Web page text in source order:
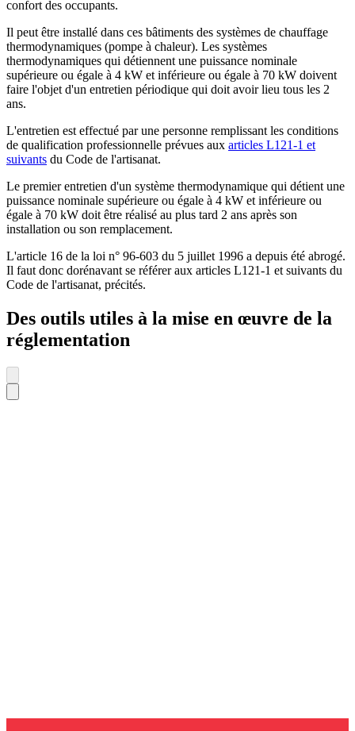
confort des occupants.
Il peut être installé dans ces bâtiments des systèmes de chauffage
thermodynamiques (pompe à chaleur). Les systèmes
thermodynamiques qui détiennent une puissance nominale
supérieure ou égale à 4 kW et inférieure ou égale à 70 kW doivent
faire l'objet d'un entretien périodique qui doit avoir lieu tous les 2
ans.
L'entretien est effectué par une personne remplissant les conditions
de qualification professionnelle prévues aux articles L121-1 et
suivants du Code de l'artisanat.
Le premier entretien d'un système thermodynamique qui détient une
puissance nominale supérieure ou égale à 4 kW et inférieure ou
égale à 70 kW doit être réalisé au plus tard 2 ans après son
installation ou son remplacement.
L'article 16 de la loi n° 96-603 du 5 juillet 1996 a depuis été abrogé.
Il faut donc dorénavant se référer aux articles L121-1 et suivants du
Code de l'artisanat, précités.
Des outils utiles à la mise en œuvre de la
réglementation